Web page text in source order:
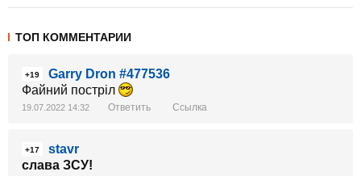
ТОП КОММЕНТАРИИ
+19
Garry Dron #477536
Файний постріл
19.07.2022 14:32 Ответить Ссылка
+17
stavr
слава ЗСУ!